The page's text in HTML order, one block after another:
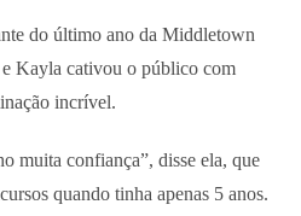
do último ano da Middletown
Kayla cativou o público com
incrível.
muita confiança”, disse ela, que
quando tinha apenas 5 anos.